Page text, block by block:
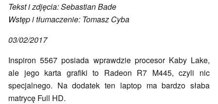
Tekst i zdjęcia: Sebastian Bade
Wstęp i tłumaczenie: Tomasz Cyba
03/02/2017
Inspiron 5567 posiada wprawdzie procesor Kaby Lake,
ale jego karta grafiki to Radeon R7 M445, czyli nic
specjalnego. Na dodatek ten laptop ma bardzo słaba
matrycę Full HD.